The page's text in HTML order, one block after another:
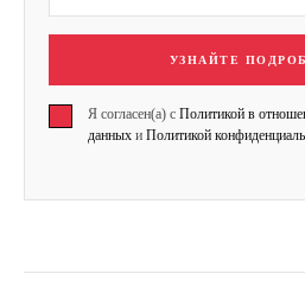
УЗНАЙТЕ
Я согласен(а) с Политикой в
данных и Политикой